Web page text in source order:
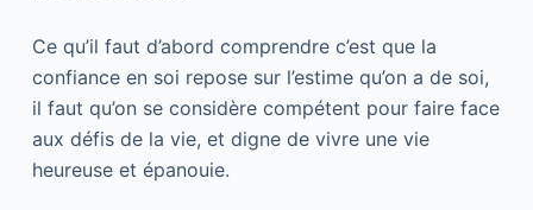
Ce qu’il faut d’abord comprendre c’est que la
confiance en soi repose sur l’estime qu’on a de soi,
il faut qu’on se considère compétent pour faire face
aux défis de la vie, et digne de vivre une vie
heureuse et épanouie.